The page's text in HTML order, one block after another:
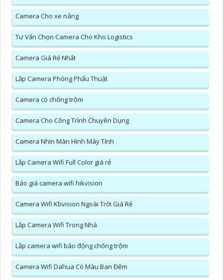
Camera Cho xe nâng
Tư Vấn Chọn Camera Cho Kho Logistics
Camera Giá Rẻ Nhất
Lắp Camera Phòng Phẩu Thuật
Camera có chống trộm
Camera Cho Công Trình Chuyên Dụng
Camera Nhìn Màn Hình Máy Tính
Lắp Camera Wifi Full Color giá rẻ
Báo giá camera wifi hikvision
Camera Wifi Kbvision Ngoài Trời Giá Rẻ
Lắp Camera Wifi Trong Nhà
Lắp camera wifi báo động chống trộm
Camera Wifi Dahua Có Màu Ban Đêm